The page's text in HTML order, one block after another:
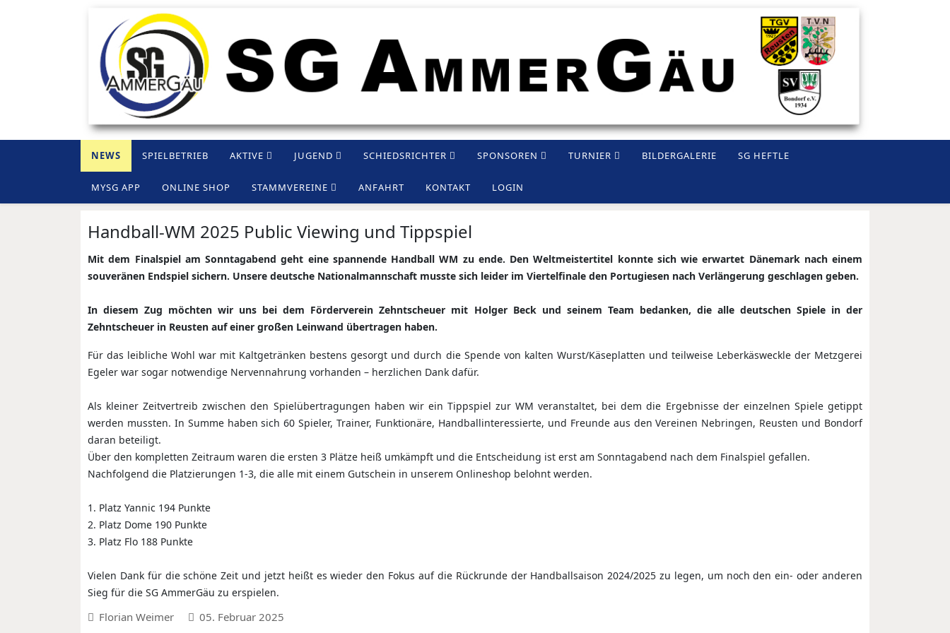
NEWS SPIELBETRIEB AKTIVE JUGEND SCHIEDSRICHTER SPONSOREN TURNIER BILDERGALERIE SG HEFTLE
MYSG APP ONLINE SHOP STAMMVEREINE ANFAHRT KONTAKT LOGIN
Handball-WM 2025 Public Viewing und Tippspiel
Mit dem Finalspiel am Sonntagabend geht eine spannende Handball WM zu ende. Den Weltmeistertitel konnte sich wie erwartet Dänemark nach einem
souveränen Endspiel sichern. Unsere deutsche Nationalmannschaft musste sich leider im Viertelfinale den Portugiesen nach Verlängerung geschlagen geben.
In diesem Zug möchten wir uns bei dem Förderverein Zehntscheuer mit Holger Beck und seinem Team bedanken, die alle deutschen Spiele in der
Zehntscheuer in Reusten auf einer großen Leinwand übertragen haben.
Für das leibliche Wohl war mit Kaltgetränken bestens gesorgt und durch die Spende von kalten Wurst/Käseplatten und teilweise Leberkäsweckle der Metzgerei
Egeler war sogar notwendige Nervennahrung vorhanden – herzlichen Dank dafür.
Als kleiner Zeitvertreib zwischen den Spielübertragungen haben wir ein Tippspiel zur WM veranstaltet, bei dem die Ergebnisse der einzelnen Spiele getippt
werden mussten. In Summe haben sich 60 Spieler, Trainer, Funktionäre, Handballinteressierte, und Freunde aus den Vereinen Nebringen, Reusten und Bondorf
daran beteiligt.
Über den kompletten Zeitraum waren die ersten 3 Plätze heiß umkämpft und die Entscheidung ist erst am Sonntagabend nach dem Finalspiel gefallen.
Nachfolgend die Platzierungen 1-3, die alle mit einem Gutschein in unserem Onlineshop belohnt werden.
1. Platz Yannic 194 Punkte
2. Platz Dome 190 Punkte
3. Platz Flo 188 Punkte
Vielen Dank für die schöne Zeit und jetzt heißt es wieder den Fokus auf die Rückrunde der Handballsaison 2024/2025 zu legen, um noch den ein- oder anderen
Sieg für die SG AmmerGäu zu erspielen.
Florian Weimer 05. Februar 2025